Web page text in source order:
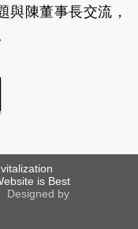
與陳董事長交流，
is Best
Designed by